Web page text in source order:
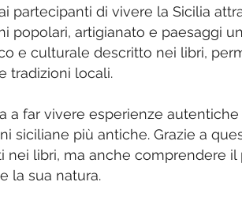
partecipanti di vivere la Sicilia
popolari, artigianato e paesaggi
e culturale descritto nei libri,
tradizioni locali.
a far vivere esperienze
siciliane più antiche. Grazie a
nei libri, ma anche comprendere
la sua natura.